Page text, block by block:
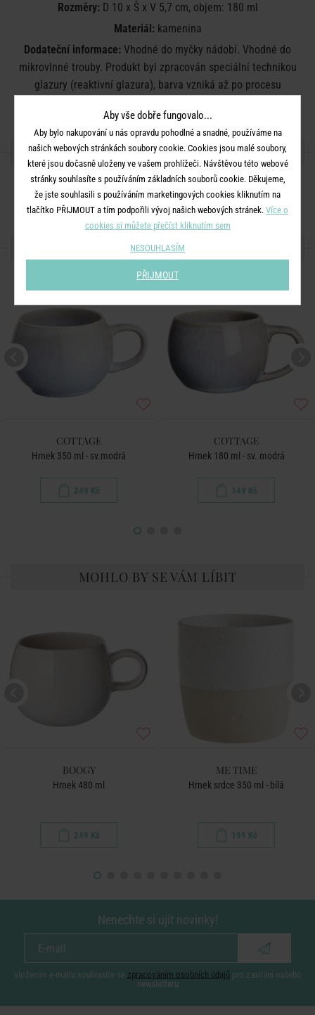
Rozměry:D 10 x Š x V 5,7 cm, objem: 180 ml
Materiál:kamenina
Dodateční informace: Vhodné do myčky nádobí. Vhodné do
mikrovlnné trouby. Produkt byl zpracován speciální technikou
glazury (reaktivní glazura), barva vzniká až po procesu
SDÍLEJTE S PŘÁTELI
DALŠÍ PRODUKTY ZE SÉRIE
COTTAGE
Hrnek 350 ml - sv.modrá
249 Kč
COTTAGE
Hrnek 180 ml - sv. modrá
149 Kč
MOHLO BY SE VÁM LÍBIT
BOOGY
Hrnek 480 ml
249 Kč
ME TIME
Hrnek srdce 350 ml - bílá
199 Kč
Nenechte si ujít novinky!
vložením e-mailu souhlasíte se zpracováním osobních údajů pro zasílání našeho
newsletteru
Aby vše dobře fungovalo...
Aby bylo nakupování u nás opravdu pohodlné a snadné, používáme na
našich webových stránkách soubory cookie. Cookies jsou malé soubory,
které jsou dočasně uloženy ve vašem prohlížeči. Návštěvou této webové
stránky souhlasíte s používáním základních souborů cookie. Děkujeme,
že jste souhlasili s používáním marketingových cookies kliknutím na
tlačítko PŘIJMOUT a tím podpořili vývoj našich webových stránek. Více o
cookies si můžete přečíst kliknutím sem
NESOUHLASÍM
PŘIJMOUT